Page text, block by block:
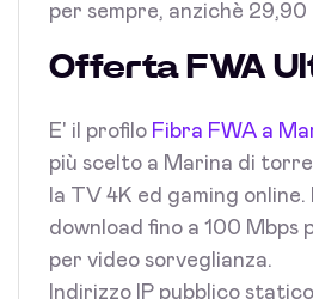
per sempre, anzichè
Offerta FWA
E' il profilo Fibra FWA a
più scelto a Marina di
la TV 4K ed gaming
download fino a 100 Mbps
per video sorveglianza.
Indirizzo IP pubblico